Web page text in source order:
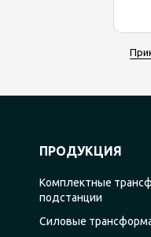
ПРОДУКЦИЯ
Комплектные
подстанции
Силовые